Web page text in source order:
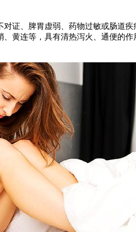
证、脾胃虚弱、药物过敏或肠道
黄连等，具有清热泻火、通便的